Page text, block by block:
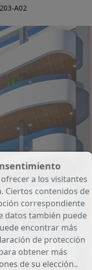
A02
a los visitantes
Ciertos contenidos de
correspondiente
datos también puede
encontrar más
de protección
obtener más
de su elección..